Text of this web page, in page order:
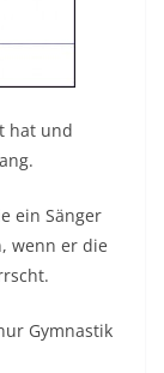
hat und
ein Sänger
wenn er die
Gymnastik